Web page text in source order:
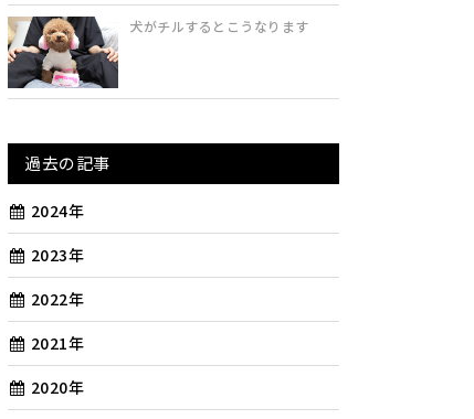
犬がチルするとこうなります
過去の記事
2024年
2023年
2022年
2021年
2020年